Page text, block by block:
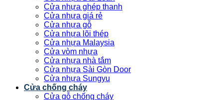
Cửa nhựa ghép thanh
Cửa nhựa giá rẻ
Cửa nhựa gỗ
Cửa nhựa lõi thép
Cửa nhựa Malaysia
Cửa vòm nhựa
Cửa nhựa nhà tắm
Cửa nhựa Sài Gòn Door
Cửa nhựa Sungyu
Cửa chống cháy
Cửa gỗ chống cháy